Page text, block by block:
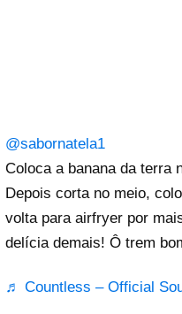
@sabornatela1
Coloca a banana da terra
Depois corta no meio,
volta para airfryer por
delícia demais! Ô trem
♬ Countless – Official